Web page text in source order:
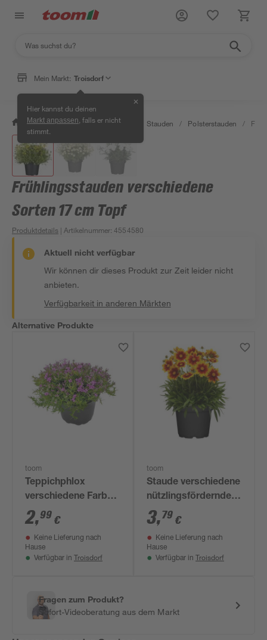
Mein Markt: Troisdorf
Hier kannst du deinen
Markt anpassen , falls er nicht
stimmt.
✕
/ Garten & Freizeit / Pflanzen Stauden / Polsterstauden /
Frühlingsstauden verschiedene
Sorten 17 cm Topf
Produktdetails | Artikelnummer:4554580
Aktuell nicht verfügbar
Wir können dir dieses Produkt zur Zeit leider nicht
anbieten.
Verfügbarkeit in anderen Märkten
Alternative Produkte
toom
Teppichphlox
verschiedene Farben
13 cm Topf
2,99 €
Keine Lieferung nach
Hause
Verfügbar in Troisdorf
toom
Staude verschiedene
nützlingsfördernde
Sorten 13 cm Topf
3,79 €
Keine Lieferung nach
Hause
Verfügbar in Troisdorf
Fragen zum Produkt?
Sofort-Videoberatung aus dem Markt